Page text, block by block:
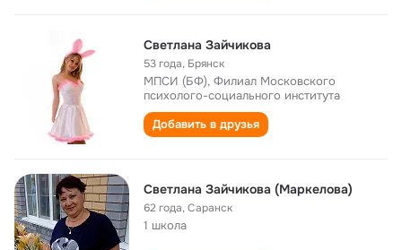
Светлана Зайчикова
53 года, Брянск
МПСИ (БФ), Филиал Московского
психолого-социального института
Добавить в друзья
Светлана Зайчикова (Маркелова)
62 года,Саранск
1 школа